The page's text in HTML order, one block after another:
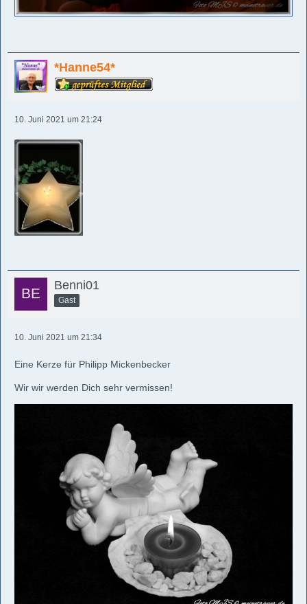
*Hanne54*
10. Juni 2021 um 21:24
Benni01
Gast
10. Juni 2021 um 21:34
Eine Kerze für Philipp Mickenbecker
Wir wir werden Dich sehr vermissen!